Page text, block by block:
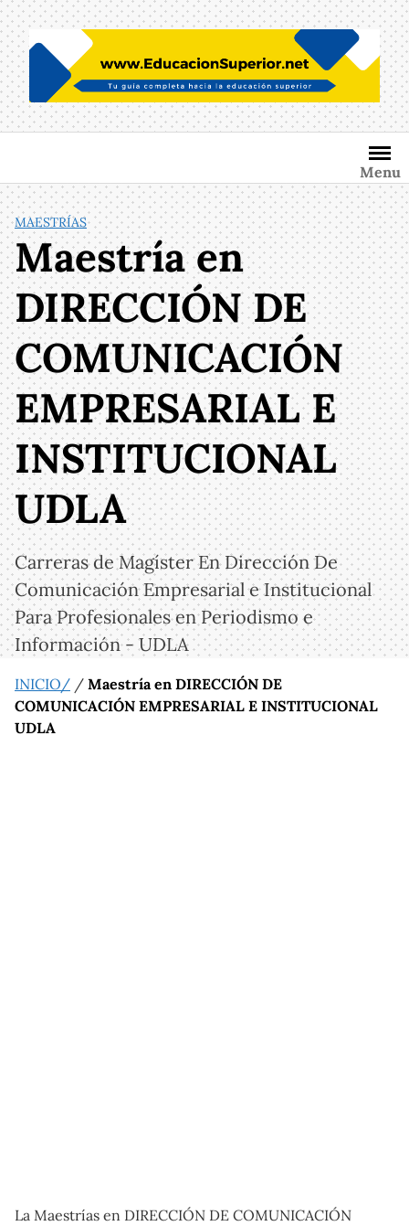
Saltar
al
contenido
Menu
MAESTRÍAS
Maestría en
DIRECCIÓN DE
COMUNICACIÓN
EMPRESARIAL E
INSTITUCIONAL
UDLA
Carreras de Magíster En Dirección De
Comunicación Empresarial e Institucional
Para Profesionales en Periodismo e
Información - UDLA
INICIO/ / Maestría en DIRECCIÓN DE
COMUNICACIÓN EMPRESARIAL E INSTITUCIONAL
UDLA
La Maestrías en DIRECCIÓN DE COMUNICACIÓN